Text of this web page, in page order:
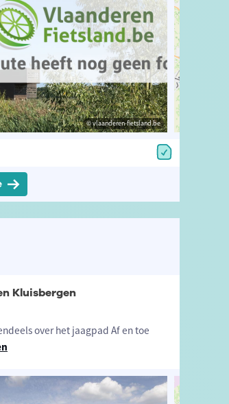
© vlaanderen-fietsland.be
© vlaanderen-fietsland.be
Kluisbergen
over het jaagpad Af en toe